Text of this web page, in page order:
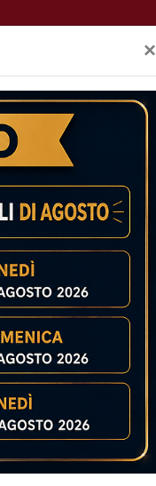
legati a questo evento.
×